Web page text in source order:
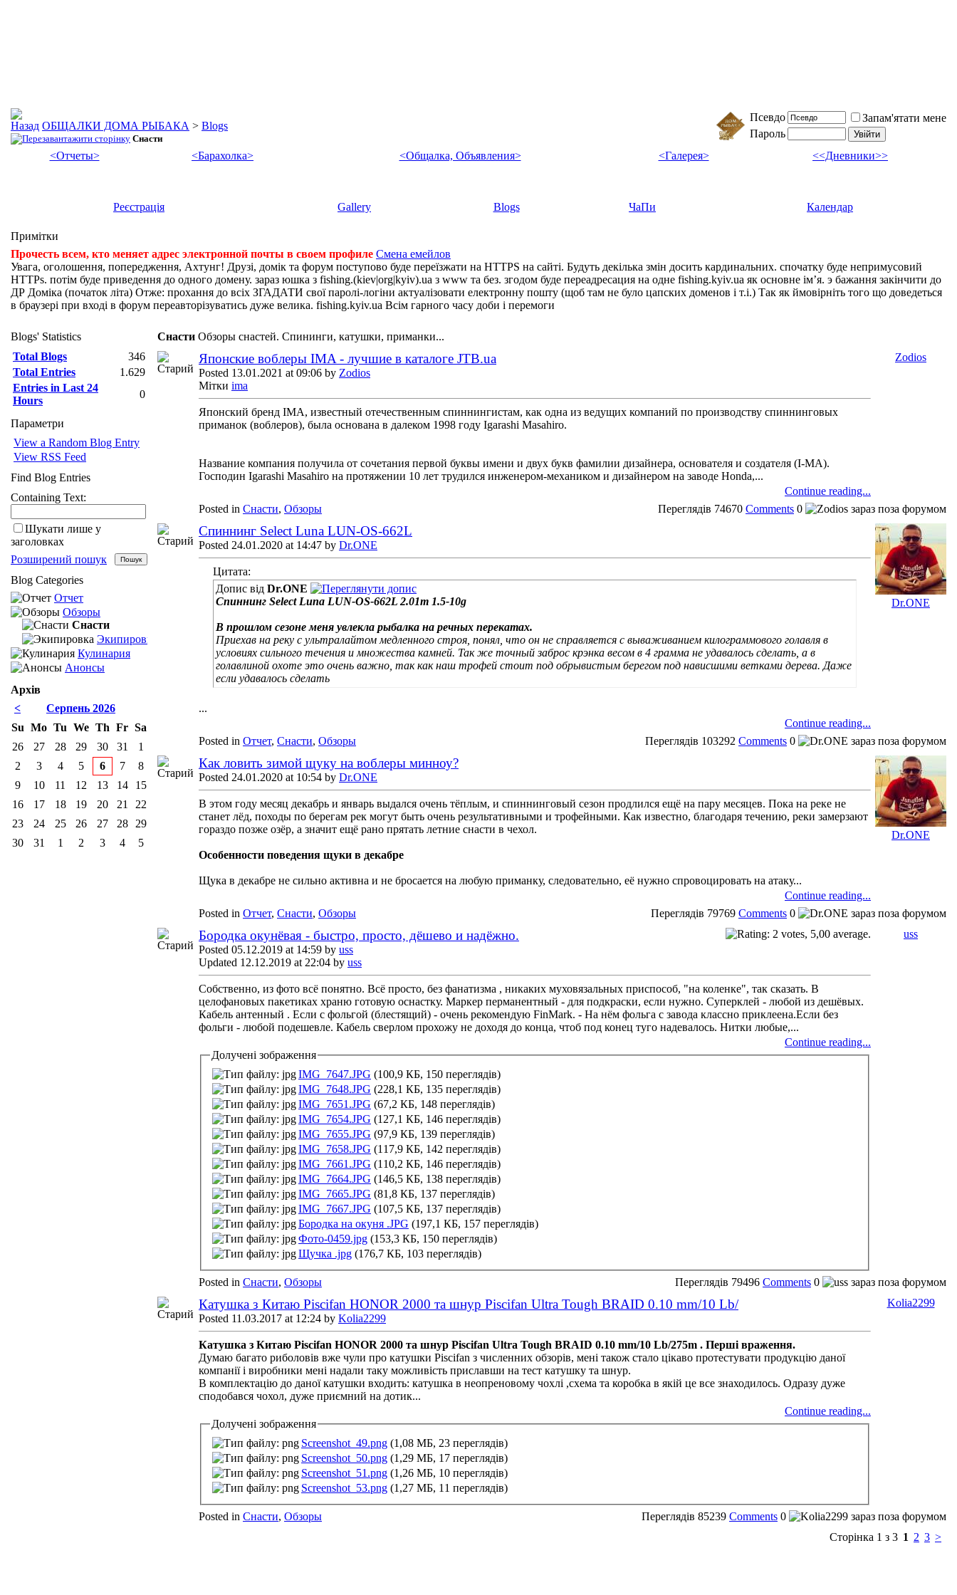
ОБЩАЛКИ ДОМА РЫБАКА > Blogs
Снасти
Псевдо
Запам'ятати мене
Пароль
<Отчеты>
<Барахолка> <Общалка, Объявления> <Галерея> <<Дневники>>
Реєстрація Gallery Blogs ЧаПи Календар
Примітки
Прочесть всем, кто меняет адрес электронной почты в своем профиле Смена емейлов
Увага, оголошення, попередження, Ахтунг! Друзі, домік та форум поступово буде переїзжати на HTTPS на сайті. Будуть декілька змін досить кардинальних. спочатку буде непримусовий
HTTPs. потім буде приведення до одного домену. зараз юшка з fishing.(kiev|org|kyiv).ua з www та без. згодом буде переадресация на одне fishing.kyiv.ua як основне імʼя. э бажання закінчити до
ДР Доміка (початок літа) Отже: прохання до всіх ЗГАДАТИ свої паролі-логіни актуалізовати електронну пошту (щоб там не було цапских доменов і т.і.) Так як ймовірніть того що доведеться
в браузері при вході в форум переавторізуватись дуже велика. fishing.kyiv.ua Всім гарного часу доби і перемоги
Снасти Обзоры снастей. Спининги, катушки, приманки...
Японские воблеры IMA - лучшие в каталоге JTB.ua
Posted 13.01.2021 at 09:06 by Zodios
Мітки ima
Японский бренд IMA, известный отечественным спиннингистам, как одна из ведущих компаний по производству спиннинговых
приманок (воблеров), была основана в далеком 1998 году Igarashi Masahiro.
Название компания получила от сочетания первой буквы имени и двух букв фамилии дизайнера, основателя и создателя (I-MA).
Господин Igarashi Masahiro на протяжении 10 лет трудился инженером-механиком и дизайнером на заводе Honda,...
Continue reading...
Zodios
Posted in Снасти, Обзоры Переглядів 74670 Comments 0
Спиннинг Select Luna LUN-OS-662L
Posted 24.01.2020 at 14:47 by Dr.ONE
Цитата:
Допис від Dr.ONE
Спиннинг Select Luna LUN-OS-662L 2.01m 1.5-10g
В прошлом сезоне меня увлекла рыбалка на речных перекатах.
Приехав на реку с ультралайтом медленного строя, понял, что он не справляется с вываживанием килограммового голавля в
условиях сильного течения и множества камней. Так же точный заброс крэнка весом в 4 грамма не удавалось сделать, а в
голавлиной охоте это очень важно, так как наш трофей стоит под обрывистым берегом под нависшими ветками дерева. Даже
если удавалось сделать
...
Continue reading...
Dr.ONE
Posted in Отчет, Снасти, Обзоры Переглядів 103292 Comments 0
Как ловить зимой щуку на воблеры минноу?
Posted 24.01.2020 at 10:54 by Dr.ONE
В этом году месяц декабрь и январь выдался очень тёплым, и спиннинговый сезон продлился ещё на пару месяцев. Пока на реке не
станет лёд, походы по берегам рек могут быть очень результативными и трофейными. Как известно, благодаря течению, реки замерзают
гораздо позже озёр, а значит ещё рано прятать летние снасти в чехол.
Особенности поведения щуки в декабре
Щука в декабре не сильно активна и не бросается на любую приманку, следовательно, её нужно спровоцировать на атаку...
Continue reading...
Dr.ONE
Posted in Отчет, Снасти, Обзоры Переглядів 79769 Comments 0
Бородка окунёвая - быстро, просто, дёшево и надёжно.
Posted 05.12.2019 at 14:59 by uss
Updated 12.12.2019 at 22:04 by uss
Собственно, из фото всё понятно. Всё просто, без фанатизма , никаких муховязальных приспособ, "на коленке", так сказать. В
целофановых пакетиках храню готовую оснастку. Маркер перманентный - для подкраски, если нужно. Суперклей - любой из дешёвых.
Кабель антенный . Если с фольгой (блестящий) - очень рекомендую FinMark. - На нём фольга с завода классно приклеена.Если без
фольги - любой подешевле. Кабель сверлом прохожу не доходя до конца, чтоб под конец туго надевалось. Нитки любые,...
Continue reading...
Долучені зображення
IMG_7647.JPG (100,9 КБ, 150 переглядів)
IMG_7648.JPG (228,1 КБ, 135 переглядів)
IMG_7651.JPG (67,2 КБ, 148 переглядів)
IMG_7654.JPG (127,1 КБ, 146 переглядів)
IMG_7655.JPG (97,9 КБ, 139 переглядів)
IMG_7658.JPG (117,9 КБ, 142 переглядів)
IMG_7661.JPG (110,2 КБ, 146 переглядів)
IMG_7664.JPG (146,5 КБ, 138 переглядів)
IMG_7665.JPG (81,8 КБ, 137 переглядів)
IMG_7667.JPG (107,5 КБ, 137 переглядів)
Бородка на окуня .JPG (197,1 КБ, 157 переглядів)
Фото-0459.jpg (153,3 КБ, 150 переглядів)
Щучка .jpg (176,7 КБ, 103 переглядів)
uss
Posted in Снасти, Обзоры Переглядів 79496 Comments 0
Катушка з Китаю Piscifan HONOR 2000 та шнур Piscifan Ultra Tough BRAID 0.10 mm/10 Lb/
Posted 11.03.2017 at 12:24 by Kolia2299
Катушка з Китаю Piscifan HONOR 2000 та шнур Piscifan Ultra Tough BRAID 0.10 mm/10 Lb/275m . Перші враження.
Думаю багато риболовів вже чули про катушки Piscifan з численних обзорів, мені також стало цікаво протестувати продукцію даної
компанії і виробники мені надали таку можливість приславши на тест катушку та шнур.
В комплектацію до даної катушки входить: катушка в неопреновому чохлі ,схема та коробка в якій це все знаходилось. Одразу дуже
сподобався чохол, дуже приємний на дотик...
Continue reading...
Долучені зображення
Screenshot_49.png (1,08 МБ, 23 переглядів)
Screenshot_50.png (1,29 МБ, 17 переглядів)
Screenshot_51.png (1,26 МБ, 10 переглядів)
Screenshot_53.png (1,27 МБ, 11 переглядів)
Kolia2299
Posted in Снасти, Обзоры Переглядів 85239 Comments 0
Сторінка 1 з 3 1 2 3 >
Blogs' Statistics
Total Blogs
346
Total Entries
1.629
Entries in Last 24
Hours
0
Параметри
View a Random Blog Entry
View RSS Feed
Find Blog Entries
Containing Text:
Шукати лише у
заголовках
Розширений пошук
Blog Categories
Отчет
Обзоры
Снасти
Экипировка
Кулинария
Анонсы
Архів
<
Серпень 2026
Su Mo Tu We Th Fr Sa
26
27 28 29 30 31
1
2
3 4 5 6 7
8
9
10 11 12 13 14
15
16
17 18 19 20 21
22
23
24 25 26 27 28
29
30
31 1 2 3 4 5